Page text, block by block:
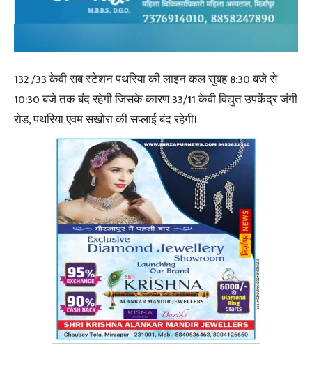
132 /33 केवी सब स्टेशन पथरिया की लाइन कल सुबह 8:30 बजे से
10:30 बजे तक बंद रहेगी जिसके कारण 33/11 केवी विद्युत उपकेंद्र जंगी
रोड, पथरिया एवम सखोरा की सप्लाई बंद रहेगी।